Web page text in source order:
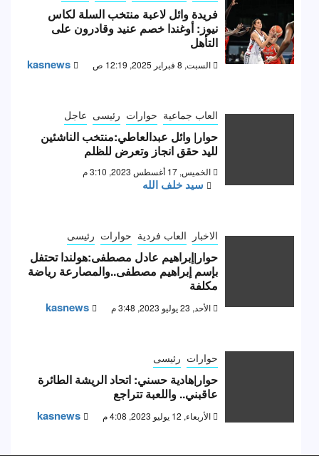
فريدة وائل لاعبة منتخب السلة لكاس
نيوز: أوغندا خصم عنيد وقادرون على
التأهل
السبت, 8 فبراير 2025, 12:19 ص kasnews
العاب جماعية حوارات رئيسى عاجل
حوار| وائل عبدالعاطي:منتخب الناشئين
لليد حقق انجاز وتعرض للظلم
الخميس, 17 أغسطس 2023, 3:10 م
سيد خلف الله
الاخبار العاب فردية حوارات رئيسى
حوار|إبراهيم عادل مصطفى:هولندا تحتفل
بإسم إبراهيم مصطفى..والمصارعة رياضة
مكلفة
الأحد, 23 يوليو 2023, 3:48 م kasnews
حوارات رئيسى
حوار|هادية حسني: اتحاد الريشة الطائرة
عاقبني.. واللعبة تتراجع
الأربعاء, 12 يوليو 2023, 4:08 م kasnews